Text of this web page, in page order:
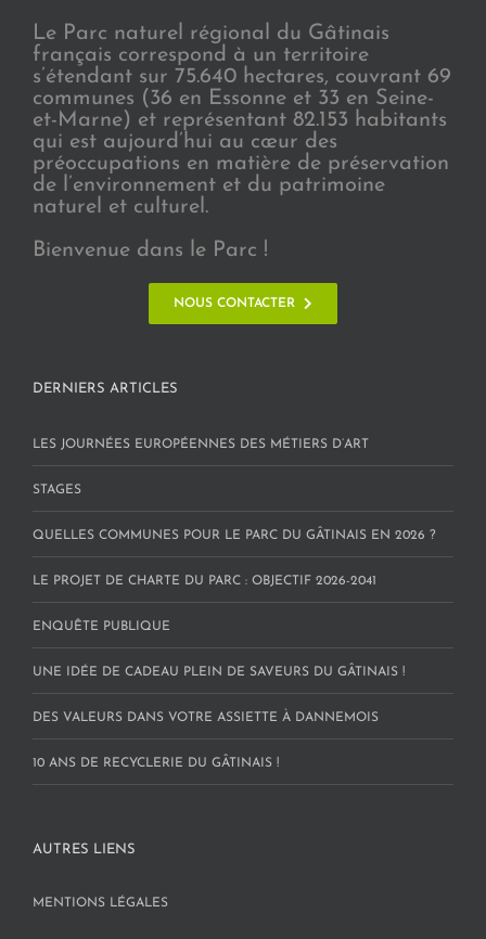
Le Parc naturel régional du Gâtinais
français correspond à un territoire
s’étendant sur 75.640 hectares, couvrant 69
communes (36 en Essonne et 33 en Seine-
et-Marne) et représentant 82.153 habitants
qui est aujourd’hui au cœur des
préoccupations en matière de préservation
de l’environnement et du patrimoine
naturel et culturel.
Bienvenue dans le Parc !
NOUS CONTACTER
DERNIERS ARTICLES
LES JOURNÉES EUROPÉENNES DES MÉTIERS D’ART
STAGES
QUELLES COMMUNES POUR LE PARC DU GÂTINAIS EN 2026 ?
LE PROJET DE CHARTE DU PARC : OBJECTIF 2026-2041
ENQUÊTE PUBLIQUE
UNE IDÉE DE CADEAU PLEIN DE SAVEURS DU GÂTINAIS !
DES VALEURS DANS VOTRE ASSIETTE À DANNEMOIS
10 ANS DE RECYCLERIE DU GÂTINAIS !
AUTRES LIENS
MENTIONS LÉGALES